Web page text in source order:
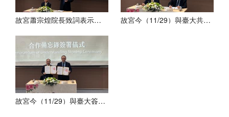
故宮蕭宗煌院長致詞表示，故宮與臺大在研究、策展與科技應用上多年來的合作歷程，充分展現兩個機構彼此滋養、共生共榮的深厚淵源。 故宮今（11/29）與臺大共同簽署合作備忘錄，未來五年繼續深化雙方合作。
故宮今（11/29）與臺大簽署合作備忘錄，未來五年繼續深化雙方合作，共同推動數位展示、數位人文、科技應用與人文藝術的跨域交流。